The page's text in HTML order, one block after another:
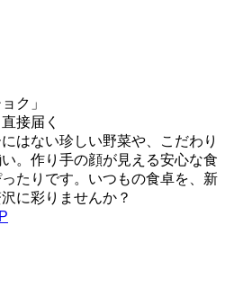
ク」
接届く
はない珍しい野菜や、こだわり
。作り手の顔が見える安心な食
たりです。いつもの食卓を、新
に彩りませんか？